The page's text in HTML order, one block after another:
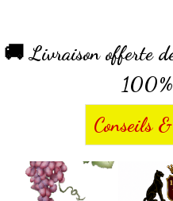
🚚 Livraison offerte
100%
Conseils